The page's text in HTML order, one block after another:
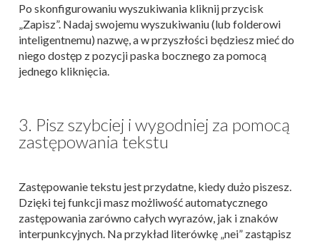
Po skonfigurowaniu wyszukiwania kliknij przycisk
„Zapisz”. Nadaj swojemu wyszukiwaniu (lub folderowi
inteligentnemu) nazwę, a w przyszłości będziesz mieć do
niego dostęp z pozycji paska bocznego za pomocą
jednego kliknięcia.
3. Pisz szybciej i wygodniej za pomocą
zastępowania tekstu
Zastępowanie tekstu jest przydatne, kiedy dużo piszesz.
Dzięki tej funkcji masz możliwość automatycznego
zastępowania zarówno całych wyrazów, jak i znaków
interpunkcyjnych. Na przykład literówkę „nei” zastąpisz